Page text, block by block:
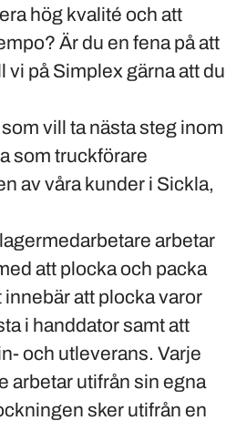
hög kvalité och att
Är du en fena på att
vi på Simplex gärna att du
vill ta nästa steg inom
som truckförare
av våra kunder i Sickla,
arbetar
att plocka och packa
att plocka varor
i handdatorsamt att
och utleverans. Varje
arbetar utifrån sin egna
sker utifrån en